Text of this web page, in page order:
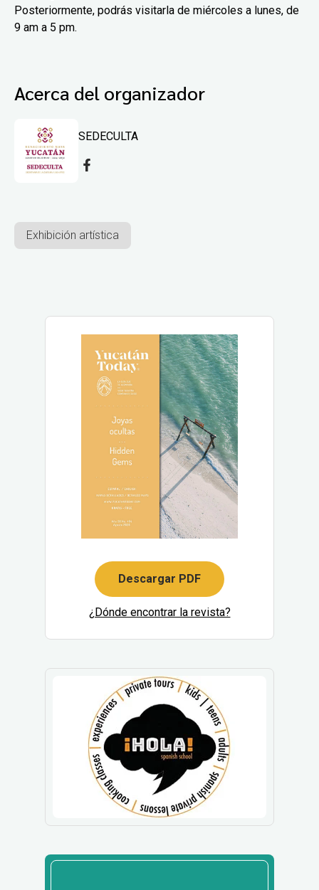
Posteriormente, podrás visitarla de miércoles a lunes, de
9 am a 5 pm.
Acerca del organizador
SEDECULTA
Exhibición artística
Descargar PDF
¿Dónde encontrar la revista?